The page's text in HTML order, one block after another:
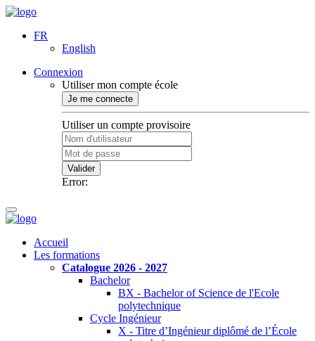
FR
English
Connexion
Utiliser mon compte école
Je me connecte
Utiliser un compte provisoire
Valider
Error:
Accueil
Les formations
Catalogue 2026 - 2027
Bachelor
BX - Bachelor of Science de l'Ecole
polytechnique
Cycle Ingénieur
X - Titre d’Ingénieur diplômé de l’École